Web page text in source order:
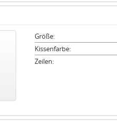
Größe:
Kissenfarbe:
Zeilen: